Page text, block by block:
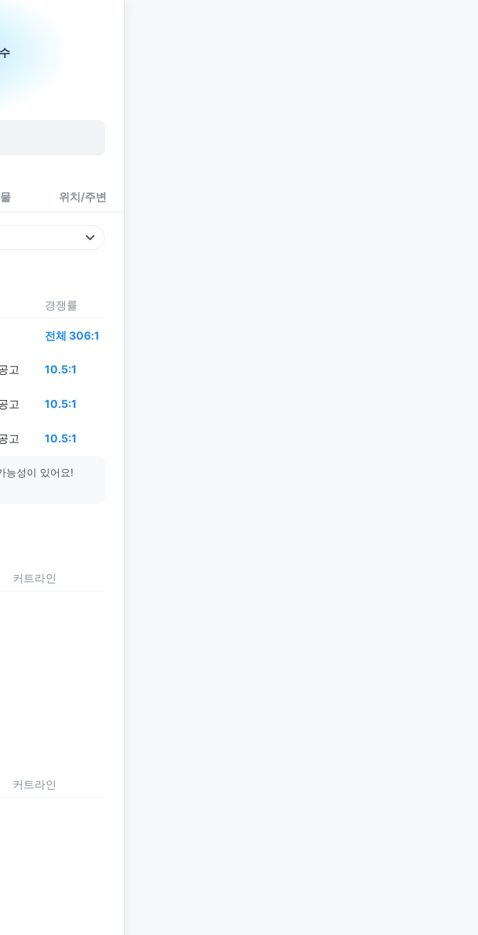
위치/주변
경쟁률
전체 306:1
고 10.5:1
고 10.5:1
고 10.5:1
능성이 있어요!
커트라인
커트라인